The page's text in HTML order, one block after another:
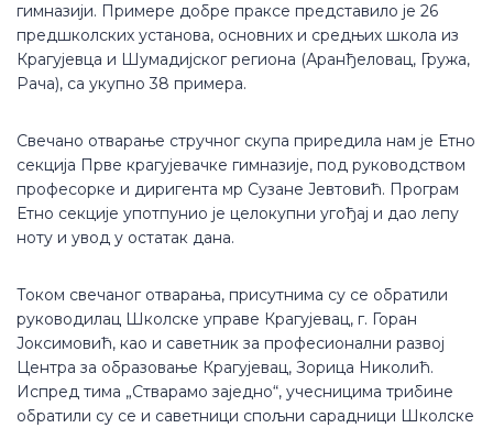
гимназији. Примере добре праксе представило је 26
предшколских установа, основних и средњих школа из
Крагујевца и Шумадијског региона (Аранђеловац, Гружа,
Рача), са укупно 38 примера.
Свечано отварање стручног скупа приредила нам је Етно
секција Прве крагујевачке гимназије, под руководством
професорке и диригента мр Сузане Јевтовић. Програм
Етно секције употпунио је целокупни угођај и дао лепу
ноту и увод у остатак дана.
Током свечаног отварања, присутнима су се обратили
руководилац Школске управе Крагујевац, г. Горан
Јоксимовић, као и саветник за професионални развој
Центра за образовање Крагујевац, Зорица Николић.
Испред тима „Стварамо заједно“, учесницима трибине
обратили су се и саветници спољни сарадници Школске